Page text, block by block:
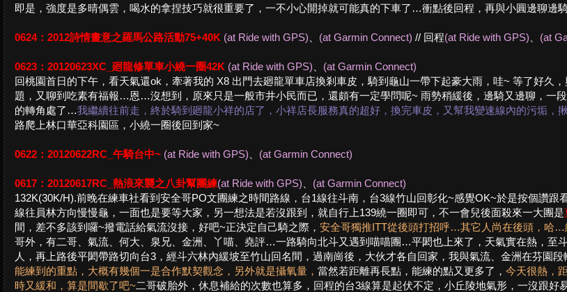
即是，強度是多晴偶雲，喝水的拿捏技巧就很重要了，一不小心開掉就可能真的下車了…衝點後回程，再與小圓邊聊邊
0624：2012詩情畫意之羅馬公路活動75+40K (at Ride with GPS) (at Garmin Connect) // 回程(at Ride with GPS) (at
0623：20120623XC_廻龍修單車小繞一圈42K (at Ride with GPS)
(at Garmin Connect)
回桃園首日的下午，看天氣還ok，牽著我的 X8 出門去廻龍單車店換剎車皮，騎到龜山一帶下起豪大雨，哇~ 等了好久
題，又聊到吃素有福報…恩…沒想到，原來只是一般市井小民而已，還頗有一定學問呢~ 雨勢稍緩後，邊騎又邊聊，一
的轉角處了…我繼續往前走，終於騎到廻龍小祥的店了，小祥店長服務真的超好，換完車皮，又幫我變速線內的污垢，
路爬上林口華亞科園區，小繞一圈後回到家~
0622：20120622RC_午騎台中~ (at Ride with GPS) (at Garmin Connect)
0617：20120617RC_熱浪來襲之八卦幫團練(at Ride with GPS)
(at Garmin Connect)
132K(30K/H).前晚在練車社看到安全哥PO文團練之時間路線，台1線往斗南，台3線竹山回彰化~感覺OK~於是按個讚跟
線往員林方向慢慢龜，一面也是要等大家，另一想法是若沒跟到，就自行上139繞一圈即可，不一會兒後面殺來一大團是
間，差不多該到囉~撥電話給氣流沒接，好吧~正決定自己騎之際， 安全哥獨推ITT從後頭打招呼…其它人尚在後頭，哈
哥外，有二哥、氣流、何大、泉兄、金洲、丫喵、堯評…一路騎向北斗又遇到喵喵團…平閎也上來了，天氣實在熱，至
人，再上路後平閎帶路切向台3，經斗六林內緩坡至竹山回名間，過南崗後，大伙才各自回家，我與氣流、金洲在芬園段
能練到的重點，大概有幾個一是合作默契觀念，另外就是攝氧量， 當然若距離再長點，能練的點又更多了， 今天很熱，
時又緩和，算是間歇了吧~二哥破胎外，休息補給的次數也算多，回程的台3線算是起伏不定，小丘陵地氣形，一沒跟好